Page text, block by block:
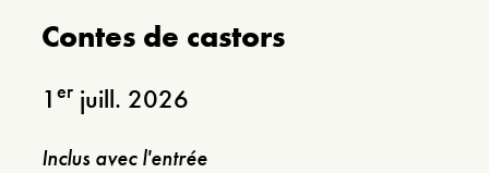
Contes de castors
1 er juill. 2026
Inclus avec l'entrée